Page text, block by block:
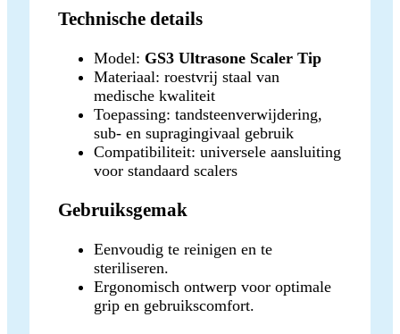
Technische details
Model: GS3 Ultrasone Scaler Tip
Materiaal: roestvrij staal van
medische kwaliteit
Toepassing: tandsteenverwijdering,
sub- en supragingivaal gebruik
Compatibiliteit: universele aansluiting
voor standaard scalers
Gebruiksgemak
Eenvoudig te reinigen en te
steriliseren.
Ergonomisch ontwerp voor optimale
grip en gebruikscomfort.